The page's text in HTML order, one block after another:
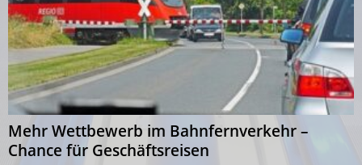
Mehr Wettbewerb im Bahnfernverkehr –
Chance für Geschäftsreisen